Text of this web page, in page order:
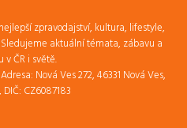
zpravodajství, kultura, lifestyle,
aktuální témata, zábavu a
v ČR i světě.
Nová Ves 272, 46331 Nová Ves,
DIČ: CZ6087183